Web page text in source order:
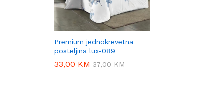
Premium jednokrevetna
posteljina lux-089
33,00 KM 37,00KM
33,00 KM 37,00KM